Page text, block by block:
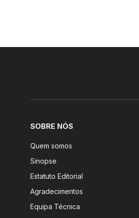
SOBRE NÓS
Quem somos
Sinopse
Estatuto Editorial
Agradecimentos
Equipa Técnica